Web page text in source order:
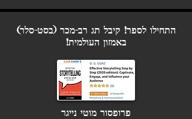
לרכישת הספר
התחילו לספר! קיבל תג רב-מכר (בסט-סלר)
באמזון העולמית!